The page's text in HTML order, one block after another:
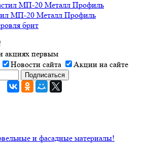
МП-20 Металл Профиль
брит
акциях первым
Новости сайта Акции на сайте
и фасадные материалы!